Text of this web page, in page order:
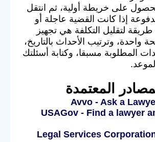
على خريطة أولية، ثم انتقل
إذا كانت القضية عاجلة أو
لتقليل التكلفة هي تجهيز
وترتيب الأحداث بالتاريخ،
المطلوبة مسبقا، وكتابة أسئلتك
المعتمدة
Avvo - Ask a
USAGov - Find a lawyer
Legal Services